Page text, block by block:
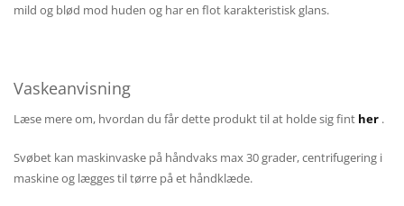
mild og blød mod huden og har en flot karakteristisk glans.
Vaskeanvisning
Læse mere om, hvordan du får dette produkt til at holde sig fint her .
Svøbet kan maskinvaske på håndvaks max 30 grader, centrifugering i
maskine og lægges til tørre på et håndklæde.